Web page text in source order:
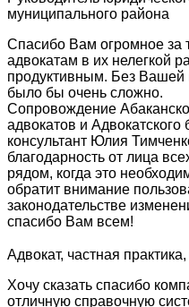
муниципального района
Спасибо Вам огромное за
адвокатам в их нелегкой
продуктивным. Без
было бы очень сложно.
Сопровождение
адвокатов и
консультант Юлия
благодарность от лица
рядом, когда это
обратит внимание
законодательстве
спасибо Вам всем!
Адвокат, частная практика,
Хочу сказать спасибо
отличную справочную